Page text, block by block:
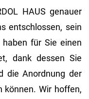
HAUS genauer
entschlossen, sein
für Sie einen
dank dessen Sie
die Anordnung der
können. Wir hoffen,